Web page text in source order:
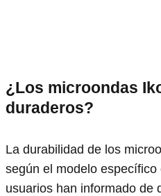
¿Los microondas
duraderos?
La durabilidad de los
según el modelo específico
usuarios han informado de